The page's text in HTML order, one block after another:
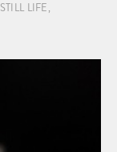
STILL LIFE,